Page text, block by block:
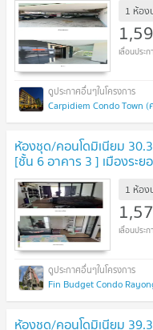
1 ห้อง
Carpidiem Condo Town
ห้องชุด/คอนโดมิเนียม
[ชั้น 6 อาคาร 3 ] เมืองระย
1 ห้อง
Fin Budget Condo
ห้องชุด/คอนโดมิเนียม